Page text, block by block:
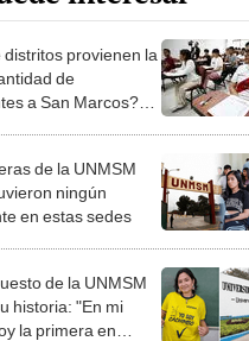
distritos provienen la
de
a San Marcos?
de la UNMSM
ningún
en estas sedes
de la UNMSM
historia: "En mi
la primera en